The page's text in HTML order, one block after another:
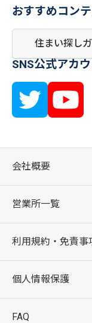
おすすめコン
住まい探し
SNS公式アカ
会社概要
営業所一覧
利用規約・免責事
個人情報保護
FAQ